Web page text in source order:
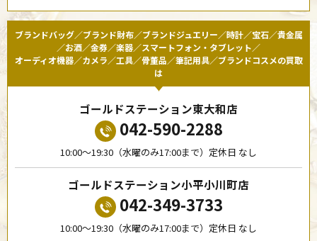
ブランドバッグ／ブランド財布／ブランドジュエリー／時計／宝石／貴金属
／お酒／金券／楽器／スマートフォン・タブレット／
オーディオ機器／カメラ／工具／骨董品／筆記用具／ブランドコスメの買取
は
ゴールドステーション東大和店
042-590-2288
10:00〜19:30（水曜のみ17:00まで）定休日 なし
ゴールドステーション小平小川町店
042-349-3733
10:00〜19:30（水曜のみ17:00まで）定休日 なし